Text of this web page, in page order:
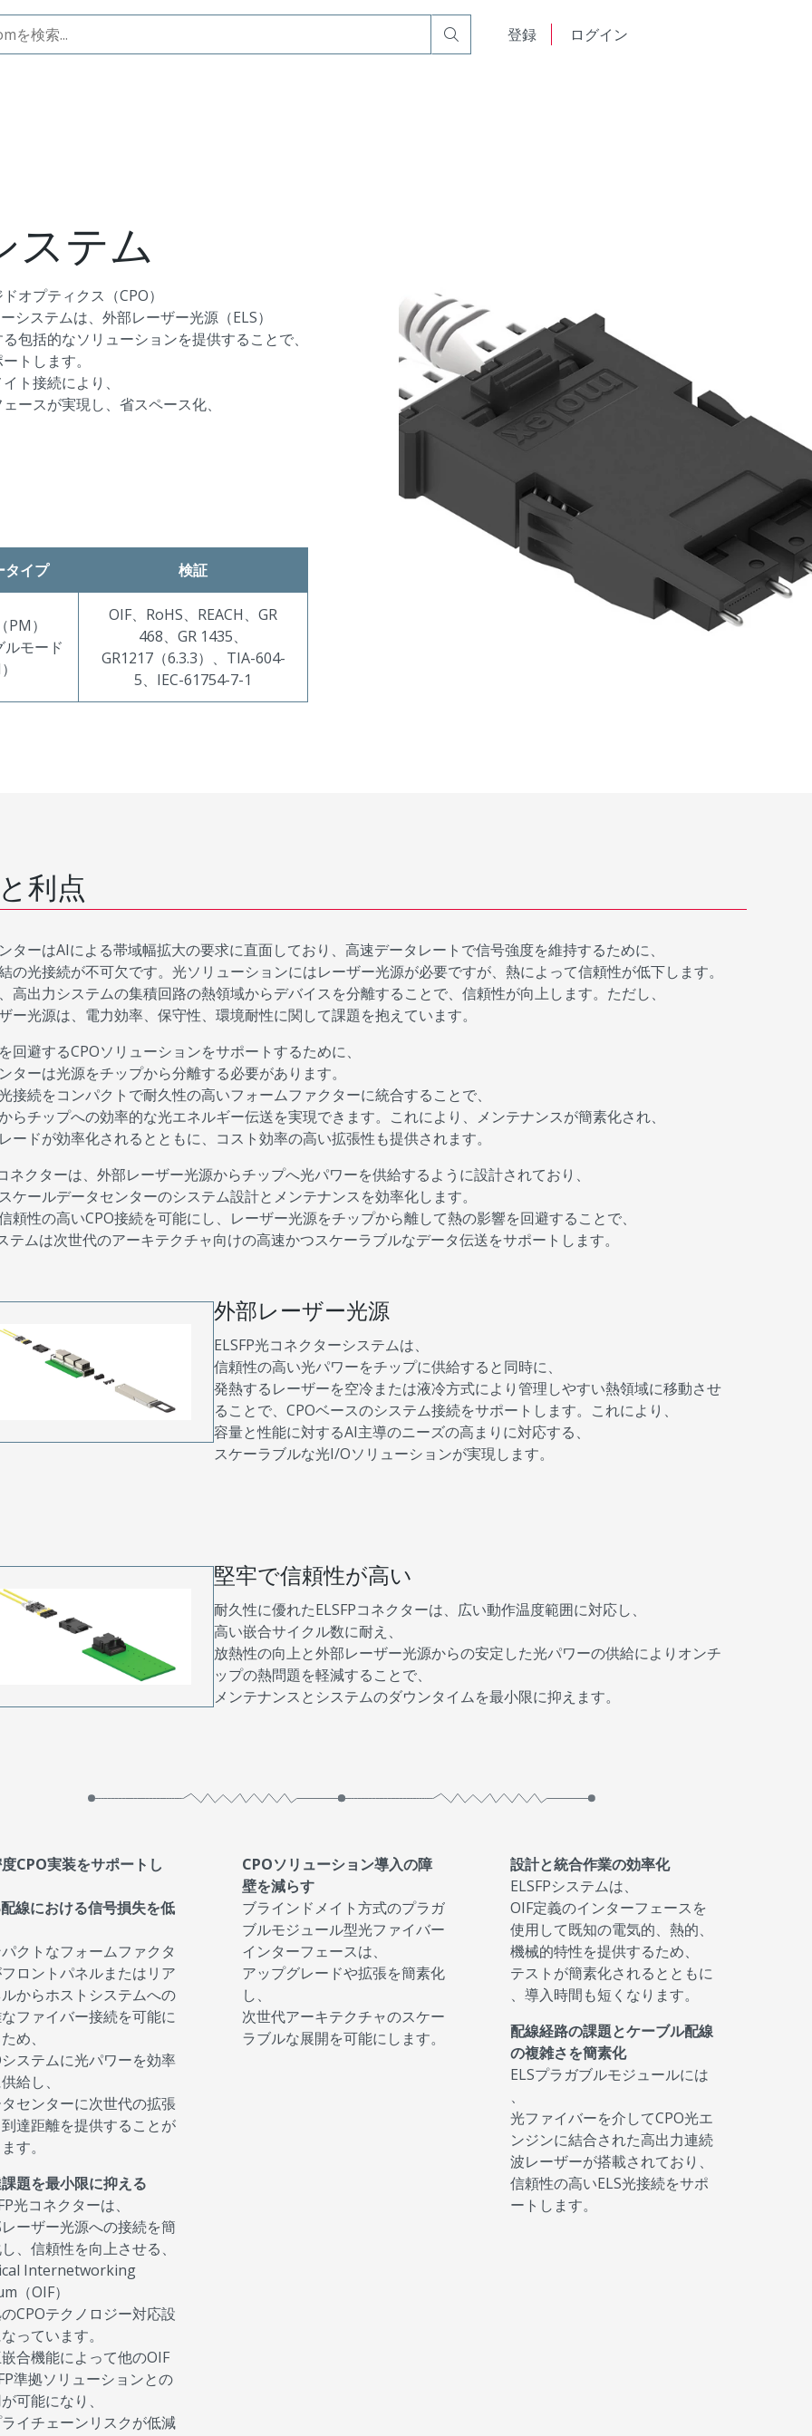
登録 ログイン
ステム
オプティクス（CPO）
システムは、外部レーザー光源（ELS）
包括的なソリューションを提供することで、
トします。
ト接続により、
ースが実現し、省スペース化、
タイプ 検証
）
ルモード
OIF、RoHS、REACH、GR
468、GR 1435、
GR1217（6.3.3）、TIA-604-
5、IEC-61754-7-1
利点
ターはAIによる帯域幅拡大の要求に直面しており、高速データレートで信号強度を維持するために、
の光接続が不可欠です。光ソリューションにはレーザー光源が必要ですが、熱によって信頼性が低下します。
高出力システムの集積回路の熱領域からデバイスを分離することで、信頼性が向上します。ただし、
ー光源は、電力効率、保守性、環境耐性に関して課題を抱えています。
回避するCPOソリューションをサポートするために、
ターは光源をチップから分離する必要があります。
接続をコンパクトで耐久性の高いフォームファクターに統合することで、
らチップへの効率的な光エネルギー伝送を実現できます。これにより、メンテナンスが簡素化され、
ードが効率化されるとともに、コスト効率の高い拡張性も提供されます。
ネクターは、外部レーザー光源からチップへ光パワーを供給するように設計されており、
ケールデータセンターのシステム設計とメンテナンスを効率化します。
頼性の高いCPO接続を可能にし、レーザー光源をチップから離して熱の影響を回避することで、
テムは次世代のアーキテクチャ向けの高速かつスケーラブルなデータ伝送をサポートします。
外部レーザー光源
ELSFP光コネクターシステムは、
信頼性の高い光パワーをチップに供給すると同時に、
発熱するレーザーを空冷または液冷方式により管理しやすい熱領域に移動させ
ることで、CPOベースのシステム接続をサポートします。これにより、
容量と性能に対するAI主導のニーズの高まりに対応する、
スケーラブルな光I/Oソリューションが実現します。
堅牢で信頼性が高い
耐久性に優れたELSFPコネクターは、広い動作温度範囲に対応し、
高い嵌合サイクル数に耐え、
放熱性の向上と外部レーザー光源からの安定した光パワーの供給によりオンチ
ップの熱問題を軽減することで、
メンテナンスとシステムのダウンタイムを最小限に抑えます。
CPO実装をサポートし
線における信号損失を低
クトなフォームファクタ
ロントパネルまたはリア
からホストシステムへの
ファイバー接続を可能に
め、
システムに光パワーを効率
給し、
センターに次世代の拡張
達距離を提供することが
す。
題を最小限に抑える
光コネクターは、
ーザー光源への接続を簡
、信頼性を向上させる、
Internetworking
（OIF）
CPOテクノロジー対応設
っています。
合機能によって他のOIF
準拠ソリューションとの
可能になり、
イチェーンリスクが低減
CPOソリューション導入の障
壁を減らす
ブラインドメイト方式のプラガ
ブルモジュール型光ファイバー
インターフェースは、
アップグレードや拡張を簡素化
し、
次世代アーキテクチャのスケー
ラブルな展開を可能にします。
設計と統合作業の効率化
ELSFPシステムは、
OIF定義のインターフェースを
使用して既知の電気的、熱的、
機械的特性を提供するため、
テストが簡素化されるとともに
、導入時間も短くなります。
配線経路の課題とケーブル配線
の複雑さを簡素化
ELSプラガブルモジュールには
、
光ファイバーを介してCPO光エ
ンジンに結合された高出力連続
波レーザーが搭載されており、
信頼性の高いELS光接続をサポ
ートします。